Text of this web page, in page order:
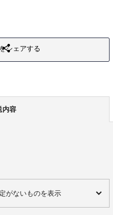
シェアする
内容
がないものを表示